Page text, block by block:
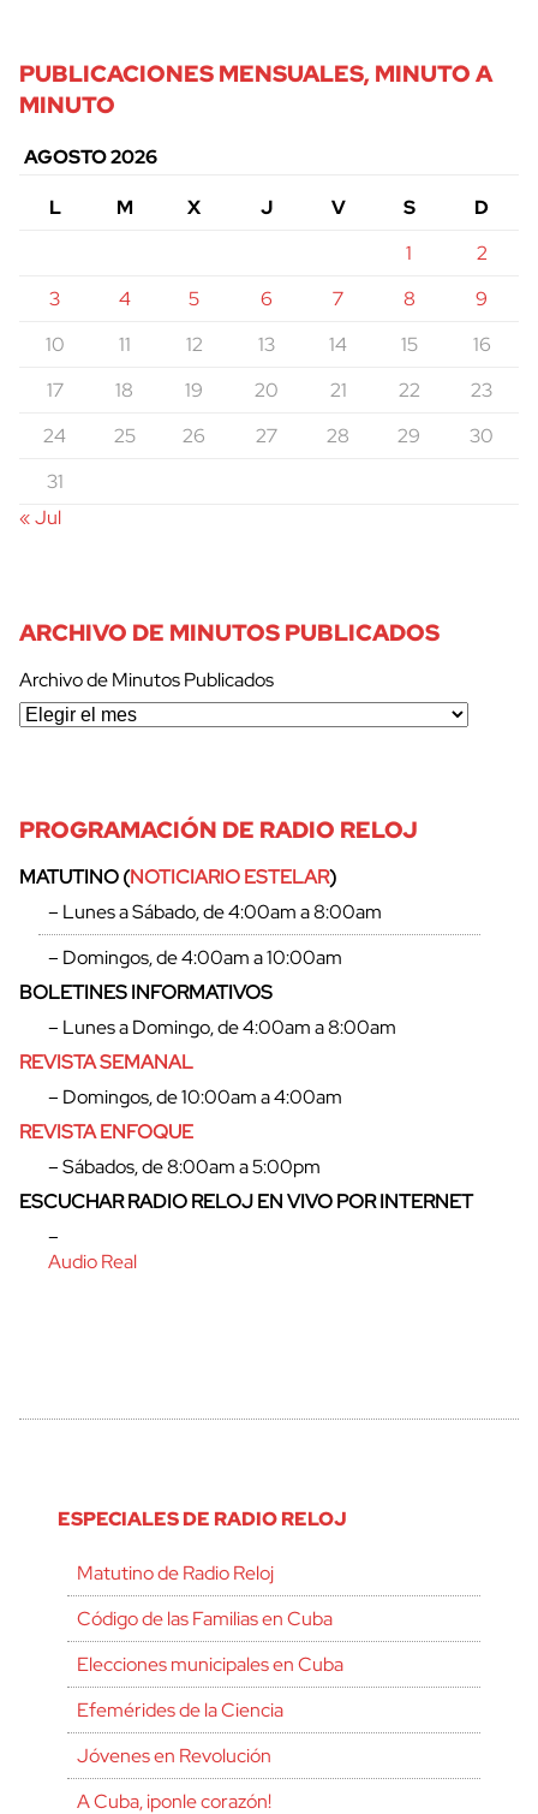
cerrar
PUBLICACIONES MENSUALES, MINUTO A
MINUTO
AGOSTO 2026
L
M X J V S
D
1
2
3
4 5 6 7 8
9
10
11 12 13 14 15
16
17
18 19 20 21 22
23
24
25 26 27 28 29
30
31
« Jul
ARCHIVO DE MINUTOS PUBLICADOS
Archivo de Minutos Publicados
PROGRAMACIÓN DE RADIO RELOJ
MATUTINO (NOTICIARIO ESTELAR)
– Lunes a Sábado, de 4:00am a 8:00am
– Domingos, de 4:00am a 10:00am
BOLETINES INFORMATIVOS
– Lunes a Domingo, de 4:00am a 8:00am
REVISTA SEMANAL
– Domingos, de 10:00am a 4:00am
REVISTA ENFOQUE
– Sábados, de 8:00am a 5:00pm
ESCUCHAR RADIO RELOJ EN VIVO POR INTERNET
–
Audio Real
ESPECIALES DE RADIO RELOJ
Matutino de Radio Reloj
Código de las Familias en Cuba
Elecciones municipales en Cuba
Efemérides de la Ciencia
Jóvenes en Revolución
A Cuba, ¡ponle corazón!